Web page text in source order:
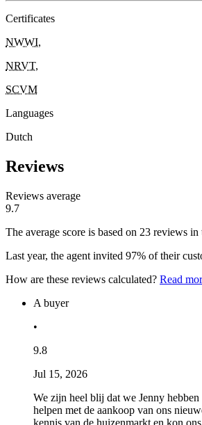
Certificates
NWWI,
NRVT,
SCVM
Languages
Dutch
Reviews
Reviews average
9.7
The average score is based on 23 reviews in
Last year, the agent invited 97% of their
How are these reviews calculated? Read
A buyer
•
9.8
Jul 15, 2026
We zijn heel blij dat we Jenny
helpen met de aankoop van ons